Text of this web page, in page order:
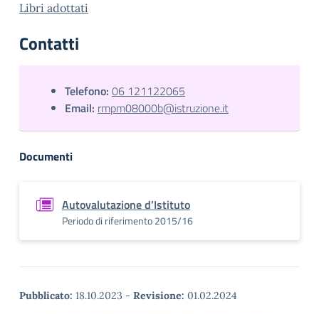
Libri adottati
Contatti
Telefono: 06 121122065
Email: rmpm08000b@istruzione.it
Documenti
Autovalutazione d’Istituto
Periodo di riferimento 2015/16
Pubblicato: 18.10.2023 - Revisione: 01.02.2024